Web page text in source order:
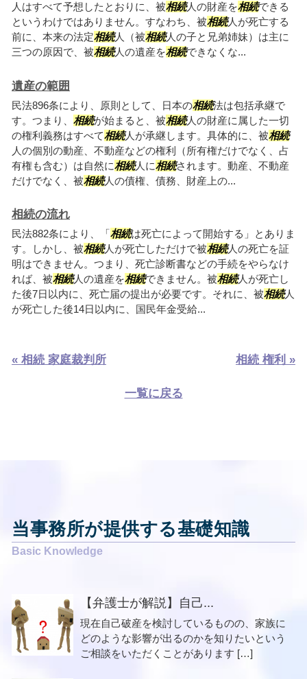
人はすべて予想したとおりに、被相続人の財産を相続できる
というわけではありません。すなわち、被相続人が死亡する
前に、本来の法定相続人（被相続人の子と兄弟姉妹）は主に
三つの原因で、被相続人の遺産を相続できなくな...
遺産の範囲
民法896条により、原則として、日本の相続法は包括承継で
す。つまり、 相続が始まると、被相続人の財産に属した一切
の権利義務はすべて相続人が承継します。具体的に、被相続
人の個別の動産、不動産などの権利（所有権だけでなく、占
有権も含む）は自然に相続人に相続されます。動産、不動産
だけでなく、被相続人の債権、債務、財産上の...
相続の流れ
民法882条により、「相続は死亡によって開始する」とありま
す。しかし、被相続人が死亡しただけで被相続人の死亡を証
明はできません。つまり、死亡診断書などの手続をやらなけ
れば、被相続人の遺産を相続できません。被相続人が死亡し
た後7日以内に、死亡届の提出が必要です。それに、被相続人
が死亡した後14日以内に、国民年金受給...
« 相続 家庭裁判所 相続 権利 »
一覧に戻る
当事務所が提供する基礎知識
【弁護士が解説】自己...
現在自己破産を検討しているものの、家族に
どのような影響が出るのかを知りたいという
ご相談をいただくことがあります […]